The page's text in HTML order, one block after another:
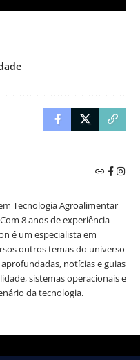
Tecnologia Agroalimentar
8 anos de experiência
é um especialista em
outros temas do universo
notícias e guias
sistemas operacionais e
da tecnologia.